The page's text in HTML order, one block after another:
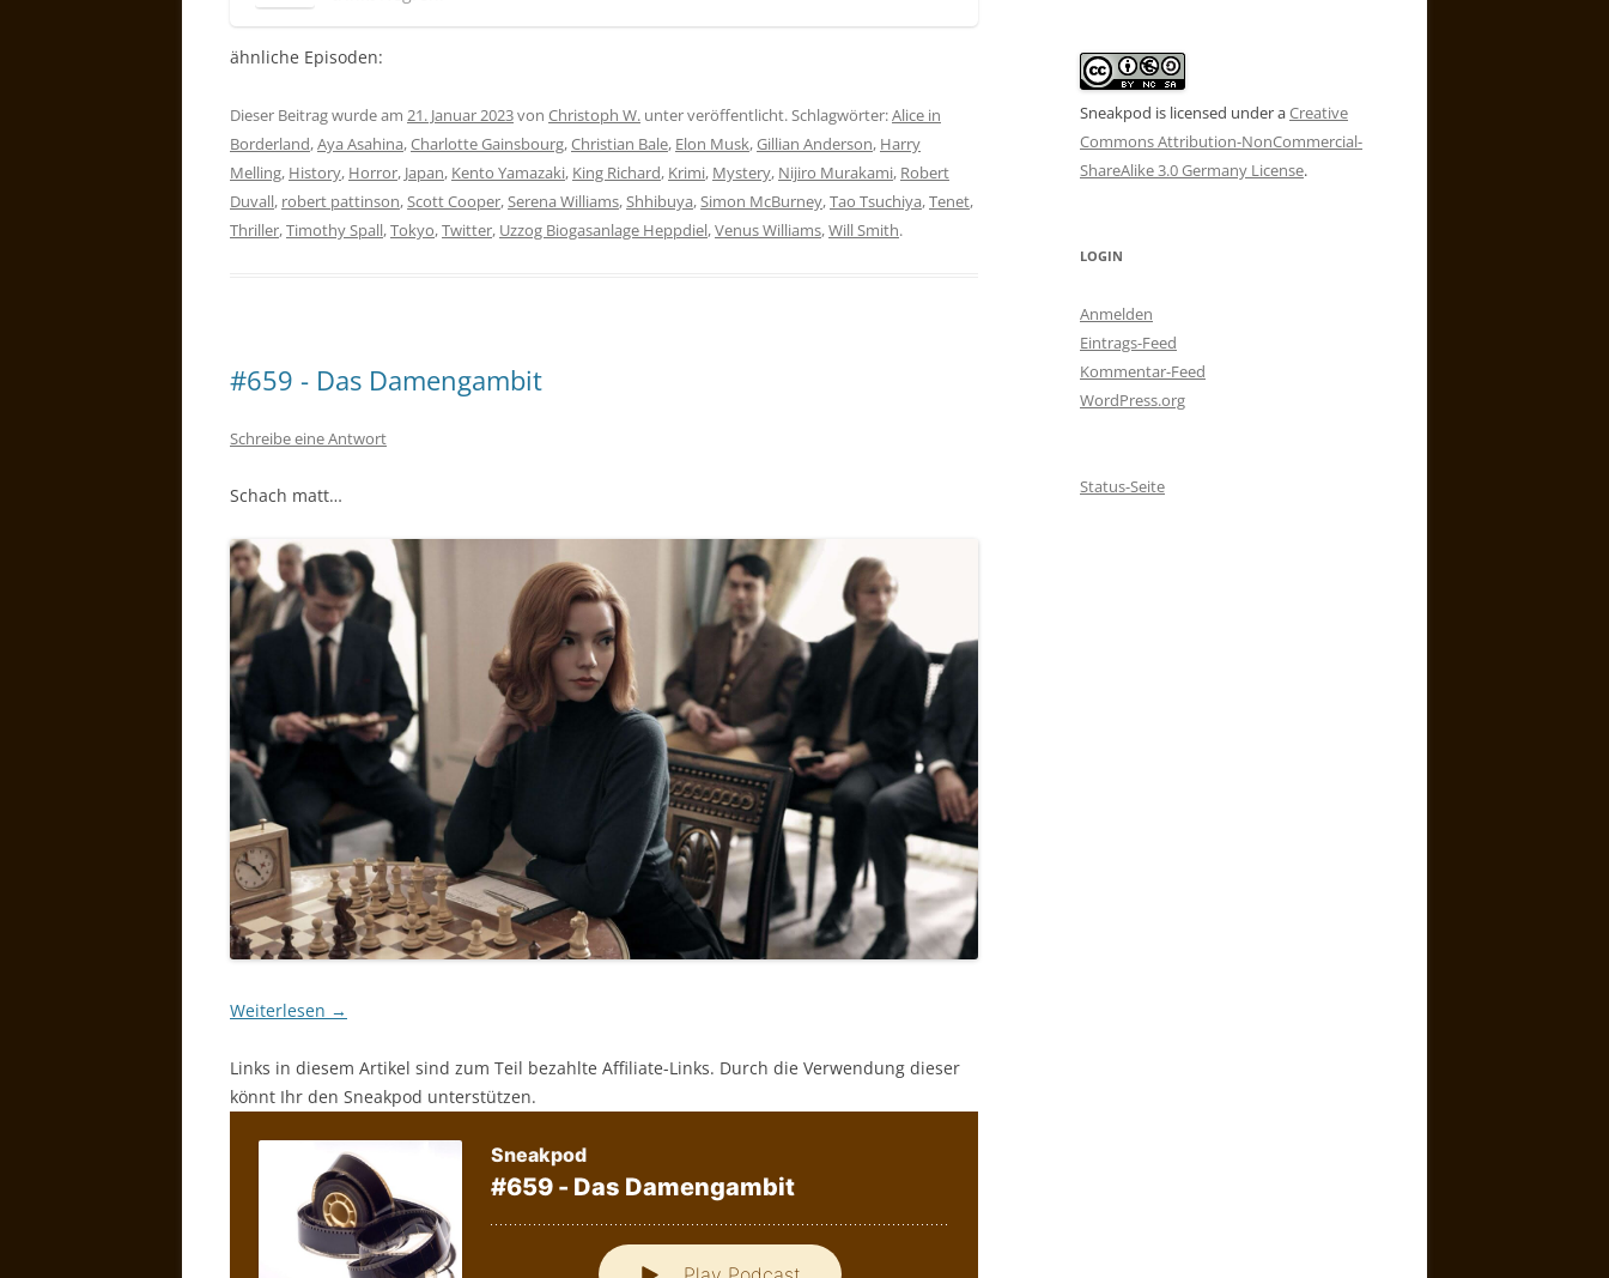
ähnliche Episoden:
Dieser Beitrag wurde am 21. Januar 2023von Christoph W. unter veröffentlicht. Schlagwörter:Alice in
Borderland,Aya Asahina,Charlotte Gainsbourg,Christian Bale, Elon Musk,Gillian Anderson, Harry
Melling, History, Horror, Japan, Kento Yamazaki, King Richard, Krimi, Mystery, Nijiro Murakami, Robert
Duvall, robert pattinson, Scott Cooper, Serena Williams, Shhibuya, Simon McBurney,Tao Tsuchiya,Tenet,
Thriller,Timothy Spall,Tokyo,Twitter, Uzzog Biogasanlage Heppdiel,Venus Williams,Will Smith.
#659 - Das Damengambit
Schreibe eine Antwort
Schach matt…
Weiterlesen →
Links in diesem Artikel sind zum Teil bezahlte Affiliate-Links. Durch die Verwendung dieser
könnt Ihr den Sneakpod unterstützen.
Sneakpod is licensed under aCreative
Commons Attribution-NonCommercial-
ShareAlike 3.0 Germany License.
LOGIN
Anmelden
Eintrags-Feed
Kommentar-Feed
WordPress.org
Status-Seite